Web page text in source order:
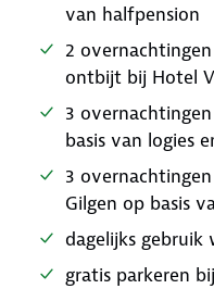
van halfpension
2
ontbijt bij Hotel
3
basis van logies
3
Gilgen op basis
dagelijks gebruik
gratis parkeren